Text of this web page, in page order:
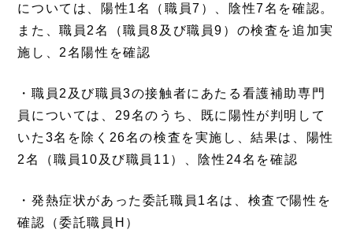
については、陽性1名（職員7）、陰性7名を確認。
また、職員2名（職員8及び職員9）の検査を追加実
施し、2名陽性を確認
・職員2及び職員3の接触者にあたる看護補助専門
員については、29名のうち、既に陽性が判明して
いた3名を除く26名の検査を実施し、結果は、陽性
2名（職員10及び職員11）、陰性24名を確認
・発熱症状があった委託職員1名は、検査で陽性を
確認（委託職員H）